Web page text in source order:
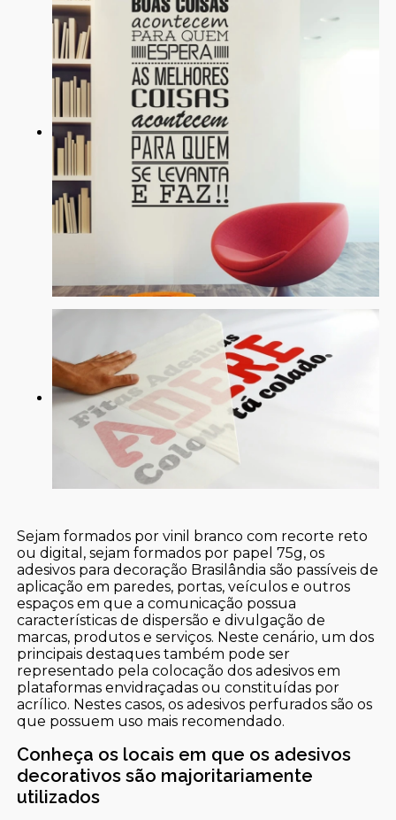
Sejam formados por vinil branco com recorte reto
ou digital, sejam formados por papel 75g, os
adesivos para decoração Brasilândia são passíveis de
aplicação em paredes, portas, veículos e outros
espaços em que a comunicação possua
características de dispersão e divulgação de
marcas, produtos e serviços. Neste cenário, um dos
principais destaques também pode ser
representado pela colocação dos adesivos em
plataformas envidraçadas ou constituídas por
acrílico. Nestes casos, os adesivos perfurados são os
que possuem uso mais recomendado.
Conheça os locais em que os adesivos
decorativos são majoritariamente
utilizados